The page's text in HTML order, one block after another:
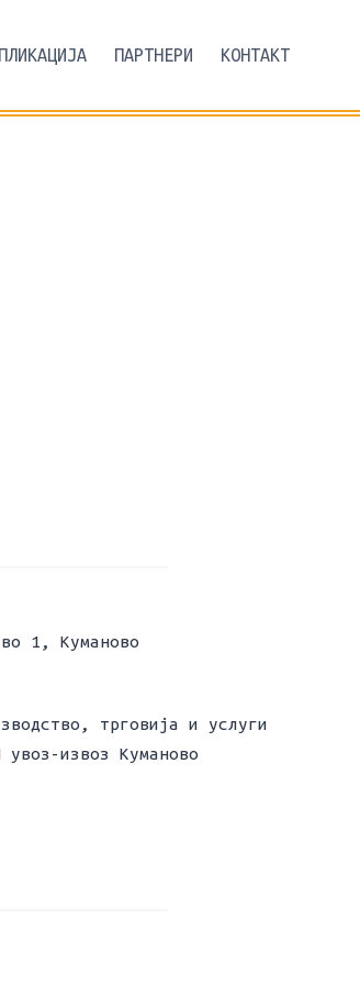
ПАРТНЕРИ КОНТАКТ
1, Куманово
трговија и услуги
увоз-извоз Куманово